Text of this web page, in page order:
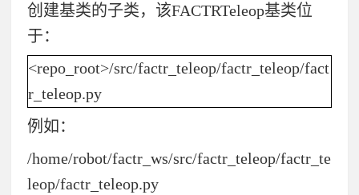
创建基类的子类，该FACTRTeleop基类位
于：
<repo_root>/src/factr_teleop/factr_teleop/fact
r_teleop.py
例如：
/home/robot/factr_ws/src/factr_teleop/factr_te
leop/factr_teleop.py